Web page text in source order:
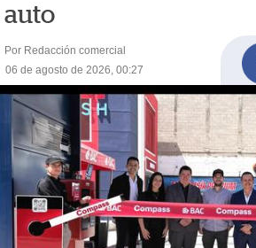
auto
Por Redacción comercial
06 de agosto de 2026, 00:27